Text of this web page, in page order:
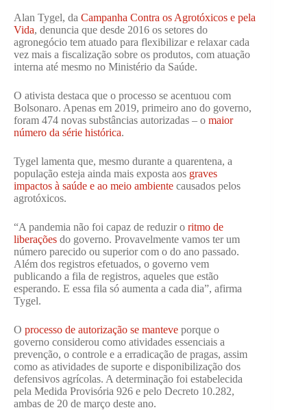
Alan Tygel, da Campanha Contra os Agrotóxicos e pela
Vida, denuncia que desde 2016 os setores do
agronegócio tem atuado para flexibilizar e relaxar cada
vez mais a fiscalização sobre os produtos, com atuação
interna até mesmo no Ministério da Saúde.
O ativista destaca que o processo se acentuou com
Bolsonaro. Apenas em 2019, primeiro ano do governo,
foram 474 novas substâncias autorizadas – o maior
número da série histórica.
Tygel lamenta que, mesmo durante a quarentena, a
população esteja ainda mais exposta aos graves
impactos à saúde e ao meio ambiente causados pelos
agrotóxicos.
“A pandemia não foi capaz de reduzir o ritmo de
liberações do governo. Provavelmente vamos ter um
número parecido ou superior com o do ano passado.
Além dos registros efetuados, o governo vem
publicando a fila de registros, aqueles que estão
esperando. E essa fila só aumenta a cada dia”, afirma
Tygel.
O processo de autorização se manteve porque o
governo considerou como atividades essenciais a
prevenção, o controle e a erradicação de pragas, assim
como as atividades de suporte e disponibilização dos
defensivos agrícolas. A determinação foi estabelecida
pela Medida Provisória 926 e pelo Decreto 10.282,
ambas de 20 de março deste ano.